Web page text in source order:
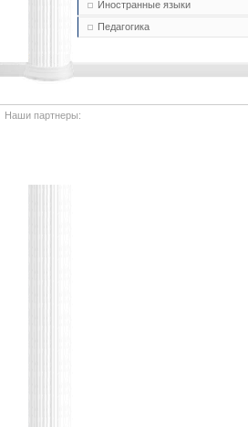
Иностранные языки
Педагогика
Наши партнеры: